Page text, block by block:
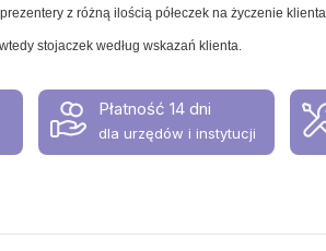
z różną ilością półeczek na życzenie klienta.
stojaczek według wskazań klienta.
Płatność 14 dni
dla urzędów i instytucji